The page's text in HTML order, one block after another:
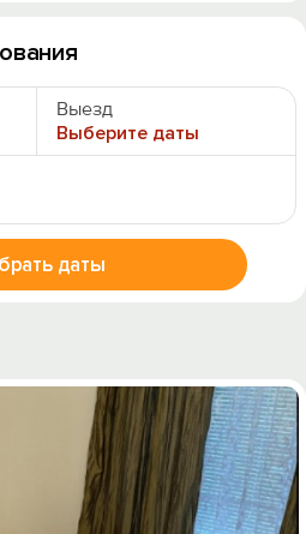
Выезд
Выберите даты
даты